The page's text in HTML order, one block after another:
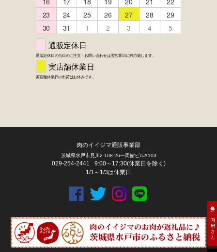
FACEBOOK twitter instagram LINE
お肉屋さん
肉のイイジマ通販事業部
茨城県水戸市見川2-108-26一周館ビルA103
029-254-2441
9:00～17:30(休業日を除く)
1/1～1/3は休業日